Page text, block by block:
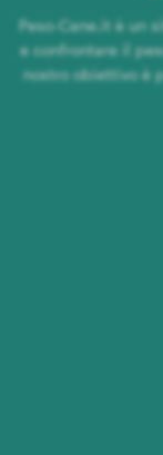
Peso-Cane.it è un
e confrontare il
nostro obiettivo è